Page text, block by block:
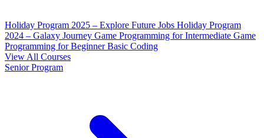
Holiday Program 2025 – Explore Future Jobs Holiday Program
2024 – Galaxy Journey Game Programming for Intermediate Game
Programming for Beginner Basic Coding
View All Courses
Senior Program